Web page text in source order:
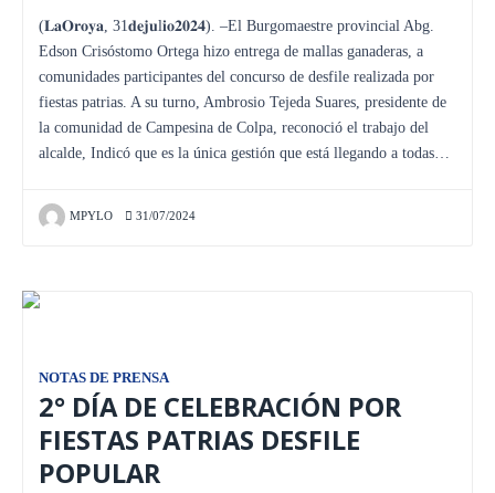
(𝐋𝐚𝐎𝐫𝐨𝐲𝐚, 31𝐝𝐞𝐣𝐮l𝐢𝐨𝟐𝟎𝟐𝟒). –El Burgomaestre provincial Abg.
Edson Crisóstomo Ortega hizo entrega de mallas ganaderas, a
comunidades participantes del concurso de desfile realizada por
fiestas patrias. A su turno, Ambrosio Tejeda Suares, presidente de
la comunidad de Campesina de Colpa, reconoció el trabajo del
alcalde, Indicó que es la única gestión que está llegando a todas…
MPYLO 31/07/2024
NOTAS DE PRENSA
2° DÍA DE CELEBRACIÓN POR
FIESTAS PATRIAS DESFILE
POPULAR